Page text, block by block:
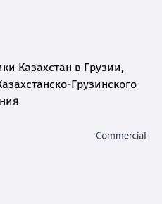
Казахстан в Грузии,
Грузинского